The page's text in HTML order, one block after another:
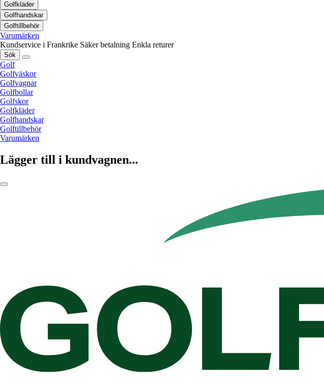
Golfkläder
Golfhandskar
Golftillbehör
Varumärken
Kundservice i Frankrike Säker betalning Enkla returer
Sök
Golf
Golfväskor
Golfvagnar
Golfbollar
Golfskor
Golfkläder
Golfhandskar
Golftillbehör
Varumärken
Lägger till i kundvagnen...